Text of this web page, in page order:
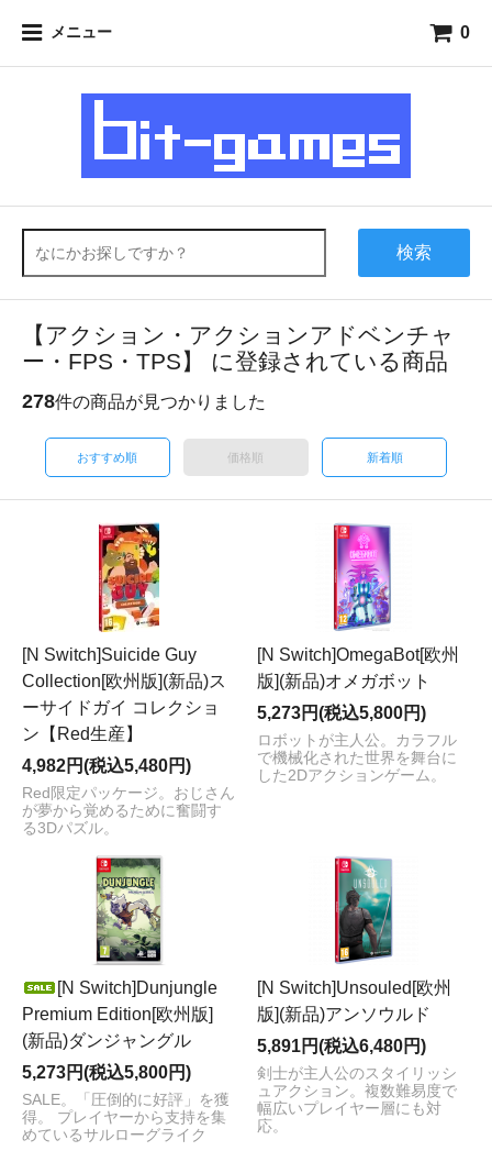
メニュー 0
検索
【アクション・アクションアドベンチャ
ー・FPS・TPS】 に登録されている商品
278件の商品が見つかりました
おすすめ順 価格順 新着順
[N Switch]Suicide Guy
Collection[欧州版](新品)ス
ーサイドガイ コレクショ
ン【Red生産】
4,982円(税込5,480円)
Red限定パッケージ。おじさん
が夢から覚めるために奮闘す
る3Dパズル。
[N Switch]OmegaBot[欧州
版](新品)オメガボット
5,273円(税込5,800円)
ロボットが主人公。カラフル
で機械化された世界を舞台に
した2Dアクションゲーム。
[N Switch]Dunjungle
Premium Edition[欧州版]
(新品)ダンジャングル
5,273円(税込5,800円)
SALE。「圧倒的に好評」を獲
得。 プレイヤーから支持を集
めているサルローグライク
[N Switch]Unsouled[欧州
版](新品)アンソウルド
5,891円(税込6,480円)
剣士が主人公のスタイリッシ
ュアクション。複数難易度で
幅広いプレイヤー層にも対
応。